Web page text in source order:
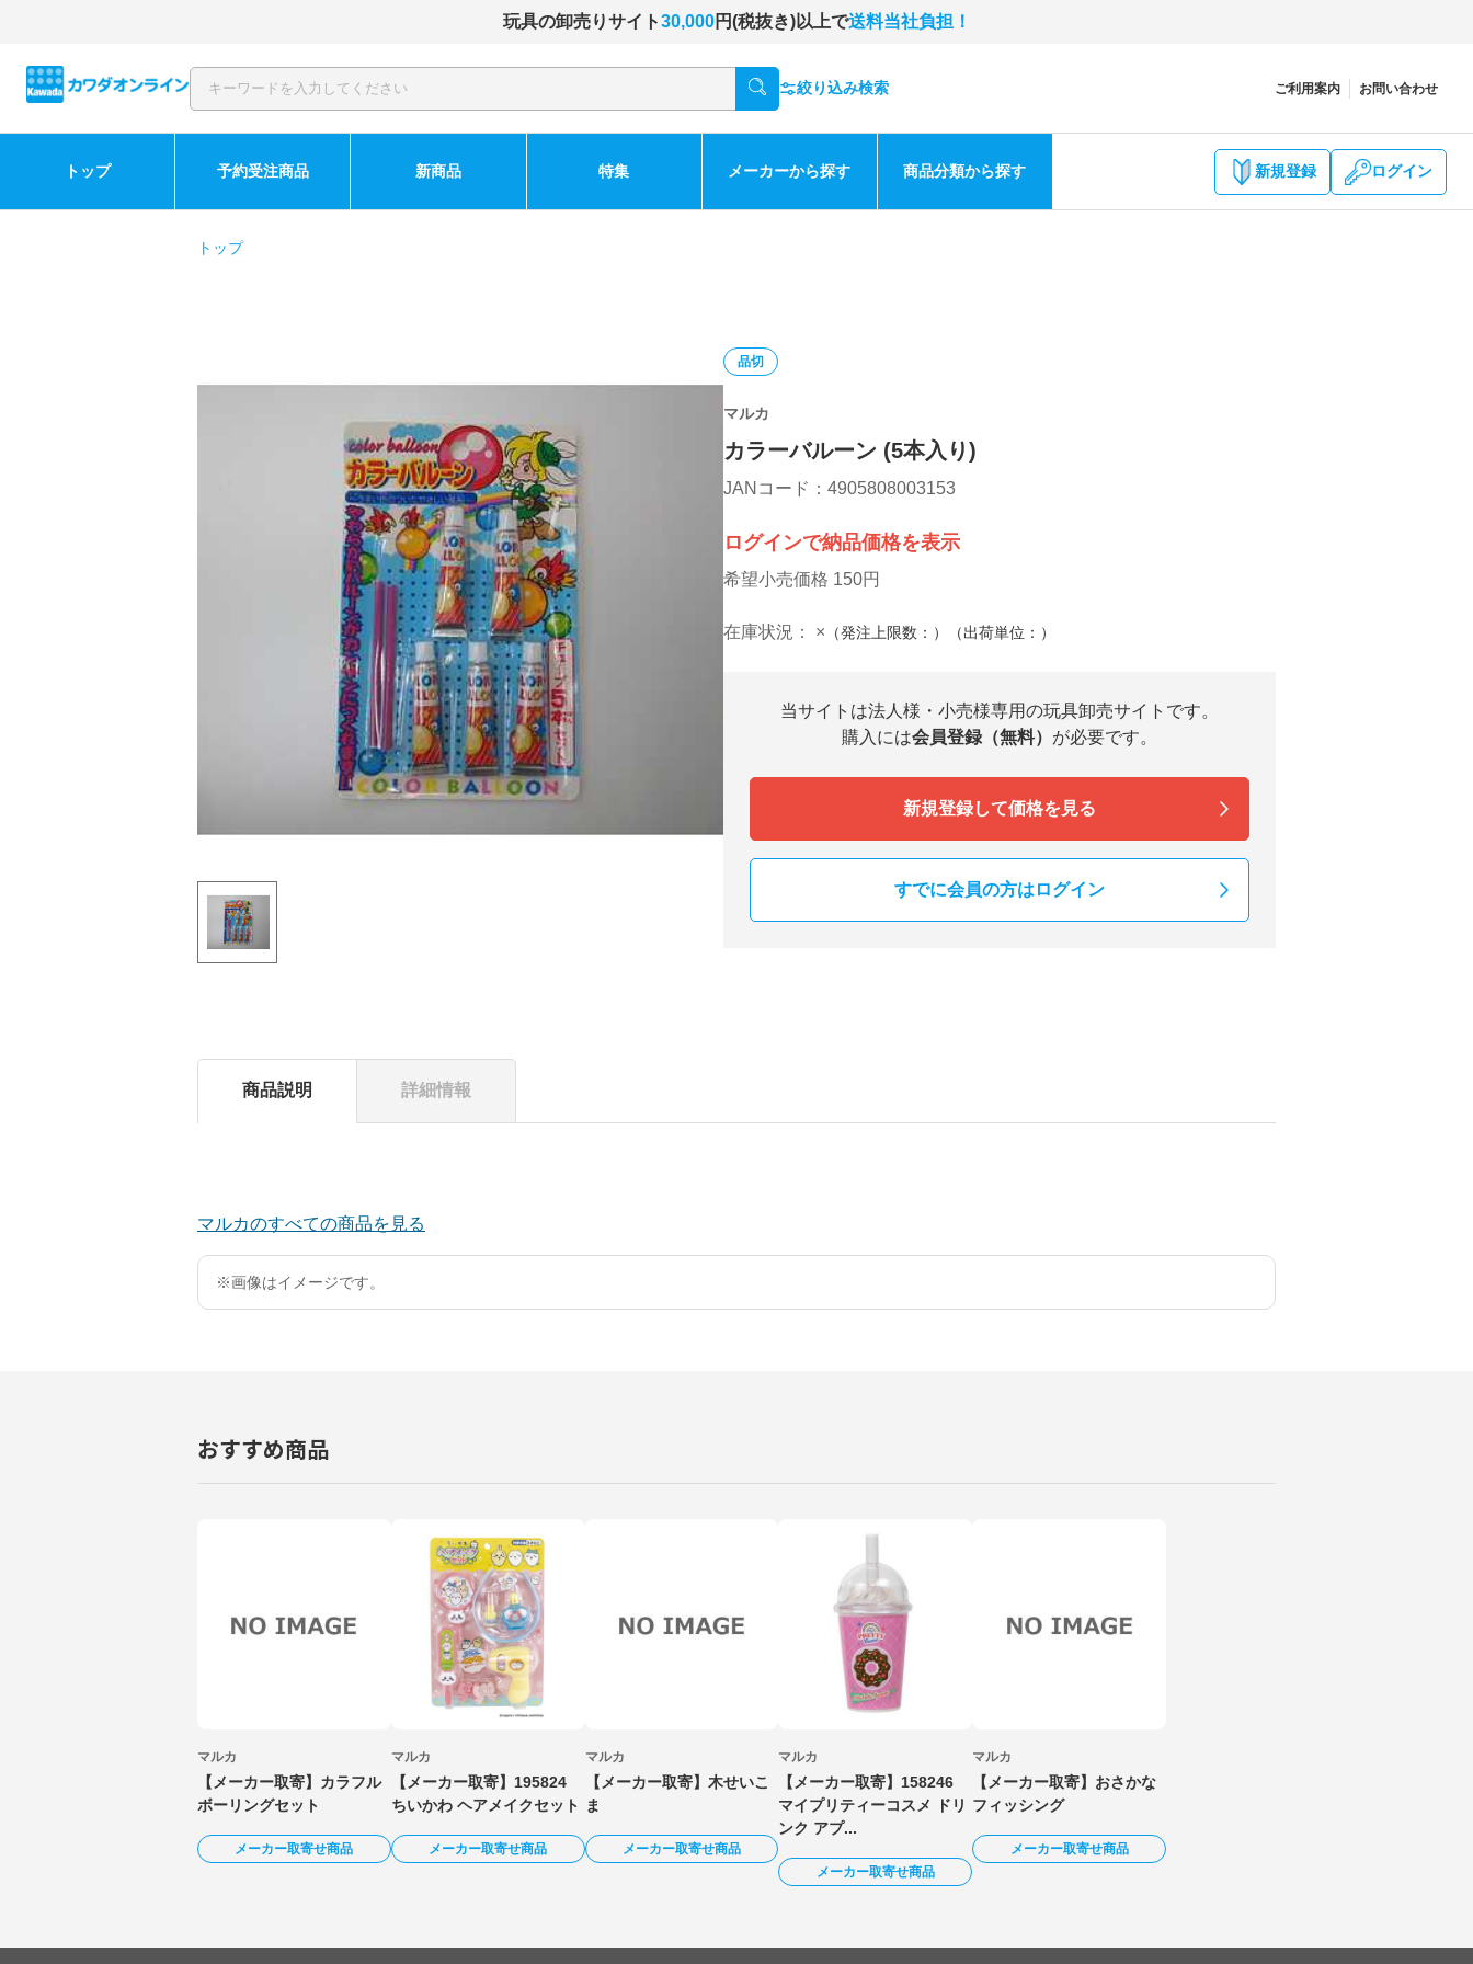
玩具の卸売りサイト30,000円(税抜き)以上で送料当社負担！
絞り込み検索 ご利用案内 お問い合わせ
トップ 予約受注商品 新商品 特集 メーカーから探す 商品分類から探す 新規登録 ログイン
トップ
品切
マルカ
カラーバルーン (5本入り)
JANコード：4905808003153
ログインで納品価格を表示
希望小売価格 150円
在庫状況： × （発注上限数：）（出荷単位：）
当サイトは法人様・小売様専用の玩具卸売サイトです。
購入には会員登録（無料） が必要です。
新規登録して価格を見る
すでに会員の方はログイン
商品説明 詳細情報
マルカのすべての商品を見る
※画像はイメージです。
おすすめ商品
マルカ
【メーカー取寄】カラフル
ボーリングセット
メーカー取寄せ商品
マルカ
【メーカー取寄】195824
ちいかわ ヘアメイクセット
メーカー取寄せ商品
マルカ
【メーカー取寄】木せいこ
ま
メーカー取寄せ商品
マルカ
【メーカー取寄】158246
マイプリティーコスメ ドリ
ンク アプ...
メーカー取寄せ商品
マルカ
【メーカー取寄】おさかな
フィッシング
メーカー取寄せ商品